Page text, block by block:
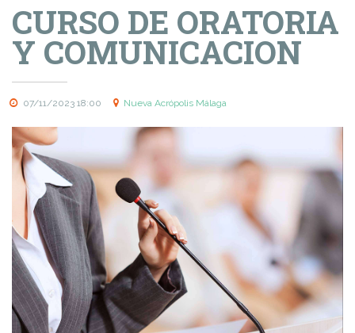
CURSO DE ORATORIA
Y COMUNICACION
07/11/2023 18:00 Nueva Acrópolis Málaga